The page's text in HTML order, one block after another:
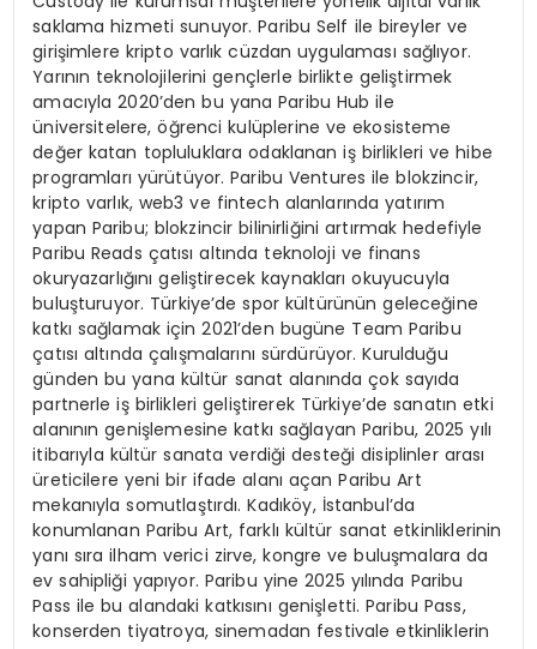
saklama hizmeti sunuyor. Paribu Self ile bireyler ve
girişimlere kripto varlık cüzdan uygulaması sağlıyor.
Yarının teknolojilerini gençlerle birlikte geliştirmek
amacıyla 2020’den bu yana Paribu Hub ile
üniversitelere, öğrenci kulüplerine ve ekosisteme
değer katan topluluklara odaklanan iş birlikleri ve hibe
programları yürütüyor. Paribu Ventures ile blokzincir,
kripto varlık, web3 ve fintech alanlarında yatırım
yapan Paribu; blokzincir bilinirliğini artırmak hedefiyle
Paribu Reads çatısı altında teknoloji ve finans
okuryazarlığını geliştirecek kaynakları okuyucuyla
buluşturuyor. Türkiye’de spor kültürünün geleceğine
katkı sağlamak için 2021’den bugüne Team Paribu
çatısı altında çalışmalarını sürdürüyor. Kurulduğu
günden bu yana kültür sanat alanında çok sayıda
partnerle iş birlikleri geliştirerek Türkiye’de sanatın etki
alanının genişlemesine katkı sağlayan Paribu, 2025 yılı
itibarıyla kültür sanata verdiği desteği disiplinler arası
üreticilere yeni bir ifade alanı açan Paribu Art
mekanıyla somutlaştırdı. Kadıköy, İstanbul’da
konumlanan Paribu Art, farklı kültür sanat etkinliklerinin
yanı sıra ilham verici zirve, kongre ve buluşmalara da
ev sahipliği yapıyor. Paribu yine 2025 yılında Paribu
Pass ile bu alandaki katkısını genişletti. Paribu Pass,
konserden tiyatroya, sinemadan festivale etkinliklerin